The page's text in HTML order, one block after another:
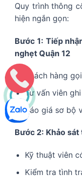
Quy trình thông
hiện ngắn gọn:
Bước 1: Tiếp
nghẹt Quận 12
Khách hàng
Tư vấn viên
Báo giá sơ bộ
Bước 2: Khảo
Kỹ thuật viên
Kiểm tra tình